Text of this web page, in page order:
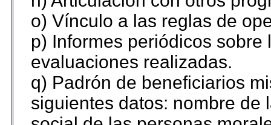
o) Vínculo a las reglas de
p) Informes periódicos
evaluaciones realizadas.
q) Padrón de beneficiarios
siguientes datos: nombre de